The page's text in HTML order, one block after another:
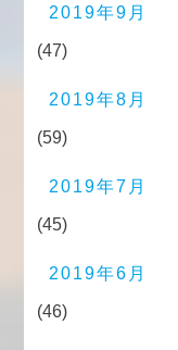
2019年9月
(47)
2019年8月
(59)
2019年7月
(45)
2019年6月
(46)